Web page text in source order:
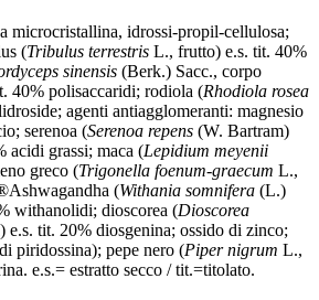
microcristallina, idrossi-propil-cellulosa;
(Tribulus terrestris L., frutto) e.s. tit. 40%
sinensis (Berk.) Sacc., corpo
40% polisaccaridi; rodiola (Rhodiola rosea
agenti antiagglomeranti: magnesio
serenoa (Serenoa repens (W. Bartram)
acidi grassi; maca (Lepidium meyenii
greco (Trigonella foenum-graecum L.,
(Withania somnifera (L.)
withanolidi; dioscorea (Dioscorea
e.s. tit. 20% diosgenina; ossido di zinco;
piridossina); pepe nero (Piper nigrum L.,
e.s.= estratto secco / tit.=titolato.